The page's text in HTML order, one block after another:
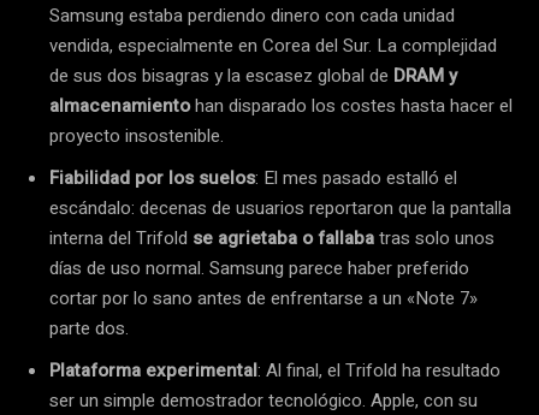
Samsung estaba perdiendo dinero con cada unidad
vendida, especialmente en Corea del Sur. La complejidad
de sus dos bisagras y la escasez global de DRAM y
almacenamientohan disparado los costes hasta hacer el
proyecto insostenible.
Fiabilidad por los suelos: El mes pasado estalló el
escándalo: decenas de usuarios reportaron que la pantalla
interna del Trifold se agrietaba o fallabatras solo unos
días de uso normal. Samsung parece haber preferido
cortar por lo sano antes de enfrentarse a un «Note 7»
parte dos.
Plataforma experimental: Al final, el Trifold ha resultado
ser un simple demostrador tecnológico. Apple, con su